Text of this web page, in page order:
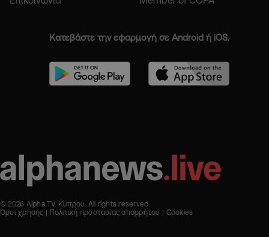
Κατεβάστε την εφαρμογή σε Android ή iOS.
© 2026 Alpha TV Κύπρου. All rights reserved
Όροι χρήσης
Πολιτική προστασίας απορρήτου Cookies